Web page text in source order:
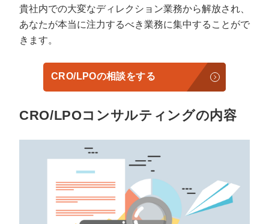
貴社内での大変なディレクション業務から解放され、
あなたが本当に注力するべき業務に集中することがで
きます。
CRO/LPOの相談をする
CRO/LPOコンサルティングの内容